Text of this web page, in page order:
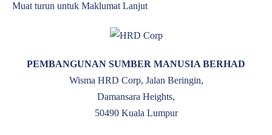
Muat turun untuk Maklumat Lanjut
PEMBANGUNAN SUMBER MANUSIA BERHAD
Wisma HRD Corp, Jalan Beringin,
Damansara Heights,
50490 Kuala Lumpur